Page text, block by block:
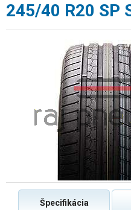
245/40 R20 SP
Špecifikácia